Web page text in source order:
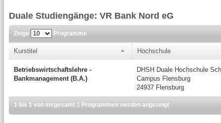
Duale Studiengänge: VR Bank Nord eG
Zeige Programme
Kurstitel Hochschule
Betriebswirtschaftslehre -
Bankmanagement (B.A.)
DHSH Duale Hochschule
Campus Flensburg
24937 Flensburg
1 bis 1 von insgesamt 1 Programmen werden angezeigt